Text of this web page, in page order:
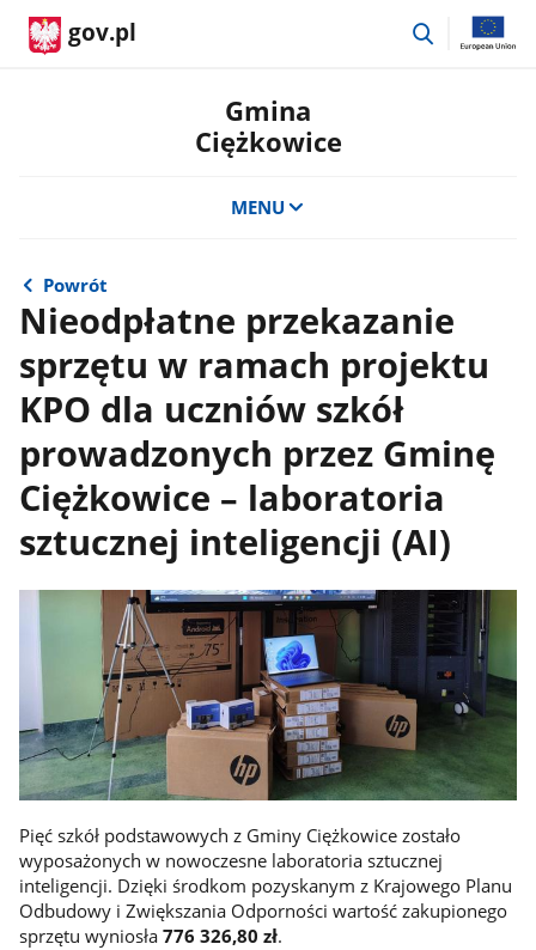
gov.pl
przejdź
Gmina
Ciężkowice
MENU
Powrót
Nieodpłatne przekazanie
sprzętu w ramach projektu
KPO dla uczniów szkół
prowadzonych przez Gminę
Ciężkowice – laboratoria
sztucznej inteligencji (AI)
Pięć szkół podstawowych z Gminy Ciężkowice zostało
wyposażonych w nowoczesne laboratoria sztucznej
inteligencji. Dzięki środkom pozyskanym z Krajowego Planu
Odbudowy i Zwiększania Odporności wartość zakupionego
sprzętu wyniosła 776 326,80 zł.